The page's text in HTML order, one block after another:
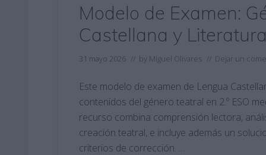
Modelo de Examen:
Castellana y Literatura
31 mayo 2026 // by Miguel Olivares // Dejar un
Este modelo de examen de Lengua
contenidos del género teatral en 2.º ESO
recurso combina comprensión lectora,
creación teatral, e incluye además un
criterios de corrección. …